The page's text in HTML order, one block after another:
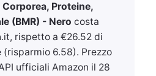
Proteine,
(BMR) - Nero costa
rispetto a €26.52 di
6.58). Prezzo
ufficiali Amazon il 28